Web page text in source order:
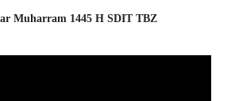
Muharram 1445 H SDIT TBZ